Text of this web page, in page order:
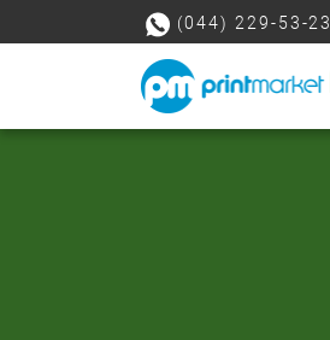
(044) 229-53-23